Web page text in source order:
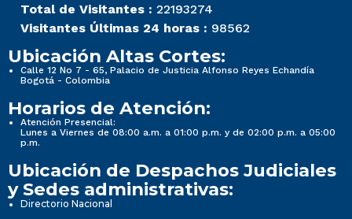
Total de Visitantes : 22193274
Visitantes Últimas 24 horas : 98562
Ubicación Altas Cortes:
Calle 12 No 7 - 65, Palacio de Justicia Alfonso Reyes Echandía
Bogotá - Colombia
Horarios de Atención:
Atención Presencial:
Lunes a Viernes de 08:00 a.m. a 01:00 p.m. y de 02:00 p.m. a 05:00
p.m.
Ubicación de Despachos Judiciales
y Sedes administrativas:
Directorio Nacional